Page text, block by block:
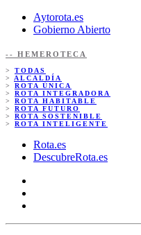
Aytorota.es
Gobierno Abierto
-- HEMEROTECA
> TODAS
> ALCALDÍA
> ROTA ÚNICA
> ROTA INTEGRADORA
> ROTA HABITABLE
> ROTA FUTURO
> ROTA SOSTENIBLE
> ROTA INTELIGENTE
Rota.es
DescubreRota.es